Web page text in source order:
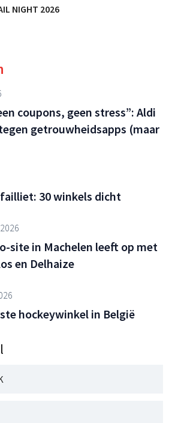
NIGHT 2026
coupons, geen stress”: Aldi
getrouwheidsapps (maar
30 winkels dicht
site in Machelen leeft op met
en Delhaize
hockeywinkel in België